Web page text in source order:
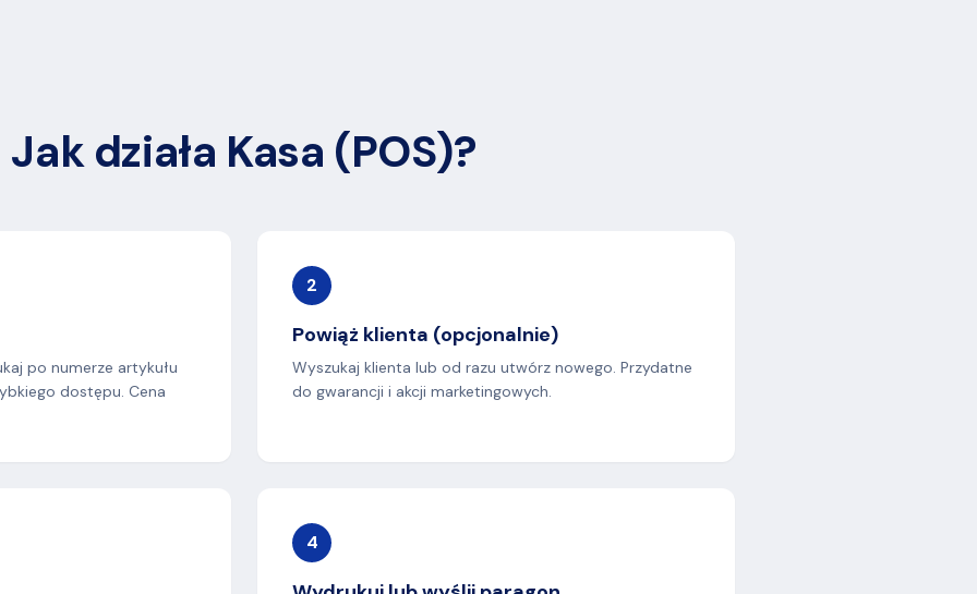
Jak działa Kasa (POS)?
po numerze artykułu
dostępu. Cena
2
Powiąż klienta (opcjonalnie)
Wyszukaj klienta lub od razu utwórz nowego. Przydatne
do gwarancji i akcji marketingowych.
4